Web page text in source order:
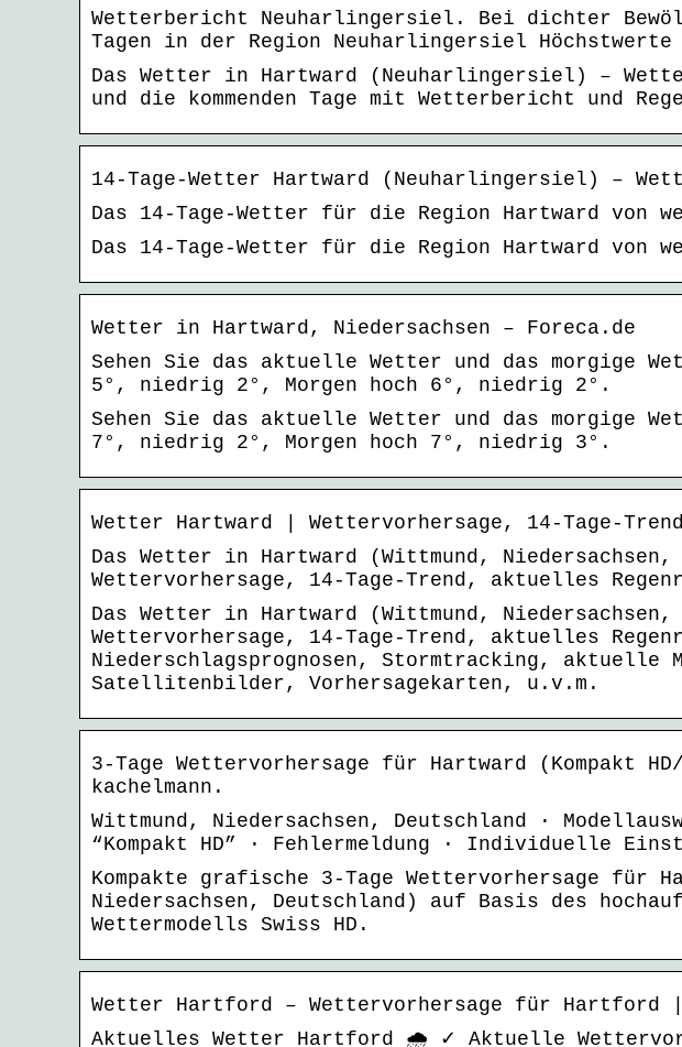
Wetterbericht Neuharlingersiel. Bei dichter
Tagen in der Region Neuharlingersiel
Das Wetter in Hartward (Neuharlingersiel) –
und die kommenden Tage mit Wetterbericht und
14-Tage-Wetter Hartward (Neuharlingersiel) –
Das 14-Tage-Wetter für die Region Hartward von
Das 14-Tage-Wetter für die Region Hartward von
Wetter in Hartward, Niedersachsen – Foreca.de
Sehen Sie das aktuelle Wetter und das morgige
5°, niedrig 2°, Morgen hoch 6°, niedrig 2°.
Sehen Sie das aktuelle Wetter und das morgige
7°, niedrig 2°, Morgen hoch 7°, niedrig 3°.
Wetter Hartward | Wettervorhersage, 14-Tage-
Das Wetter in Hartward (Wittmund,
Wettervorhersage, 14-Tage-Trend, aktuelles
Das Wetter in Hartward (Wittmund,
Wettervorhersage, 14-Tage-Trend, aktuelles
Niederschlagsprognosen, Stormtracking, aktuelle
Satellitenbilder, Vorhersagekarten, u.v.m.
3-Tage Wettervorhersage für Hartward (Kompakt
kachelmann.
Wittmund, Niedersachsen, Deutschland ·
“Kompakt HD” · Fehlermeldung · Individuelle
Kompakte grafische 3-Tage Wettervorhersage für
Niedersachsen, Deutschland) auf Basis des
Wettermodells Swiss HD.
Wetter Hartford – Wettervorhersage für Hartford
Aktuelles Wetter Hartford 🌧️ ✓ Aktuelle